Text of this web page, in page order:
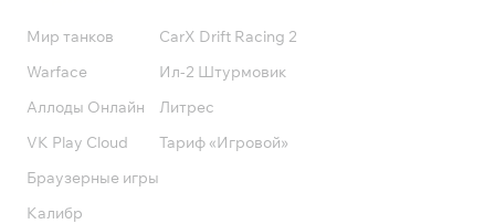
Мир танков
Warface
Аллоды Онлайн
VK Play Cloud
Браузерные игры
Калибр
CarX Drift Racing 2
Ил-2 Штурмовик
Литрес
Тариф «Игровой»